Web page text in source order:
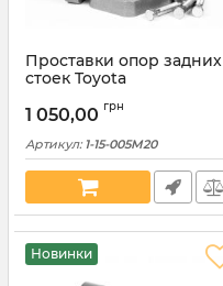
Проставки опор задних
стоек Toyota
005М20)
1 050,00 грн
Артикул: 1-15-005M20
Новинки